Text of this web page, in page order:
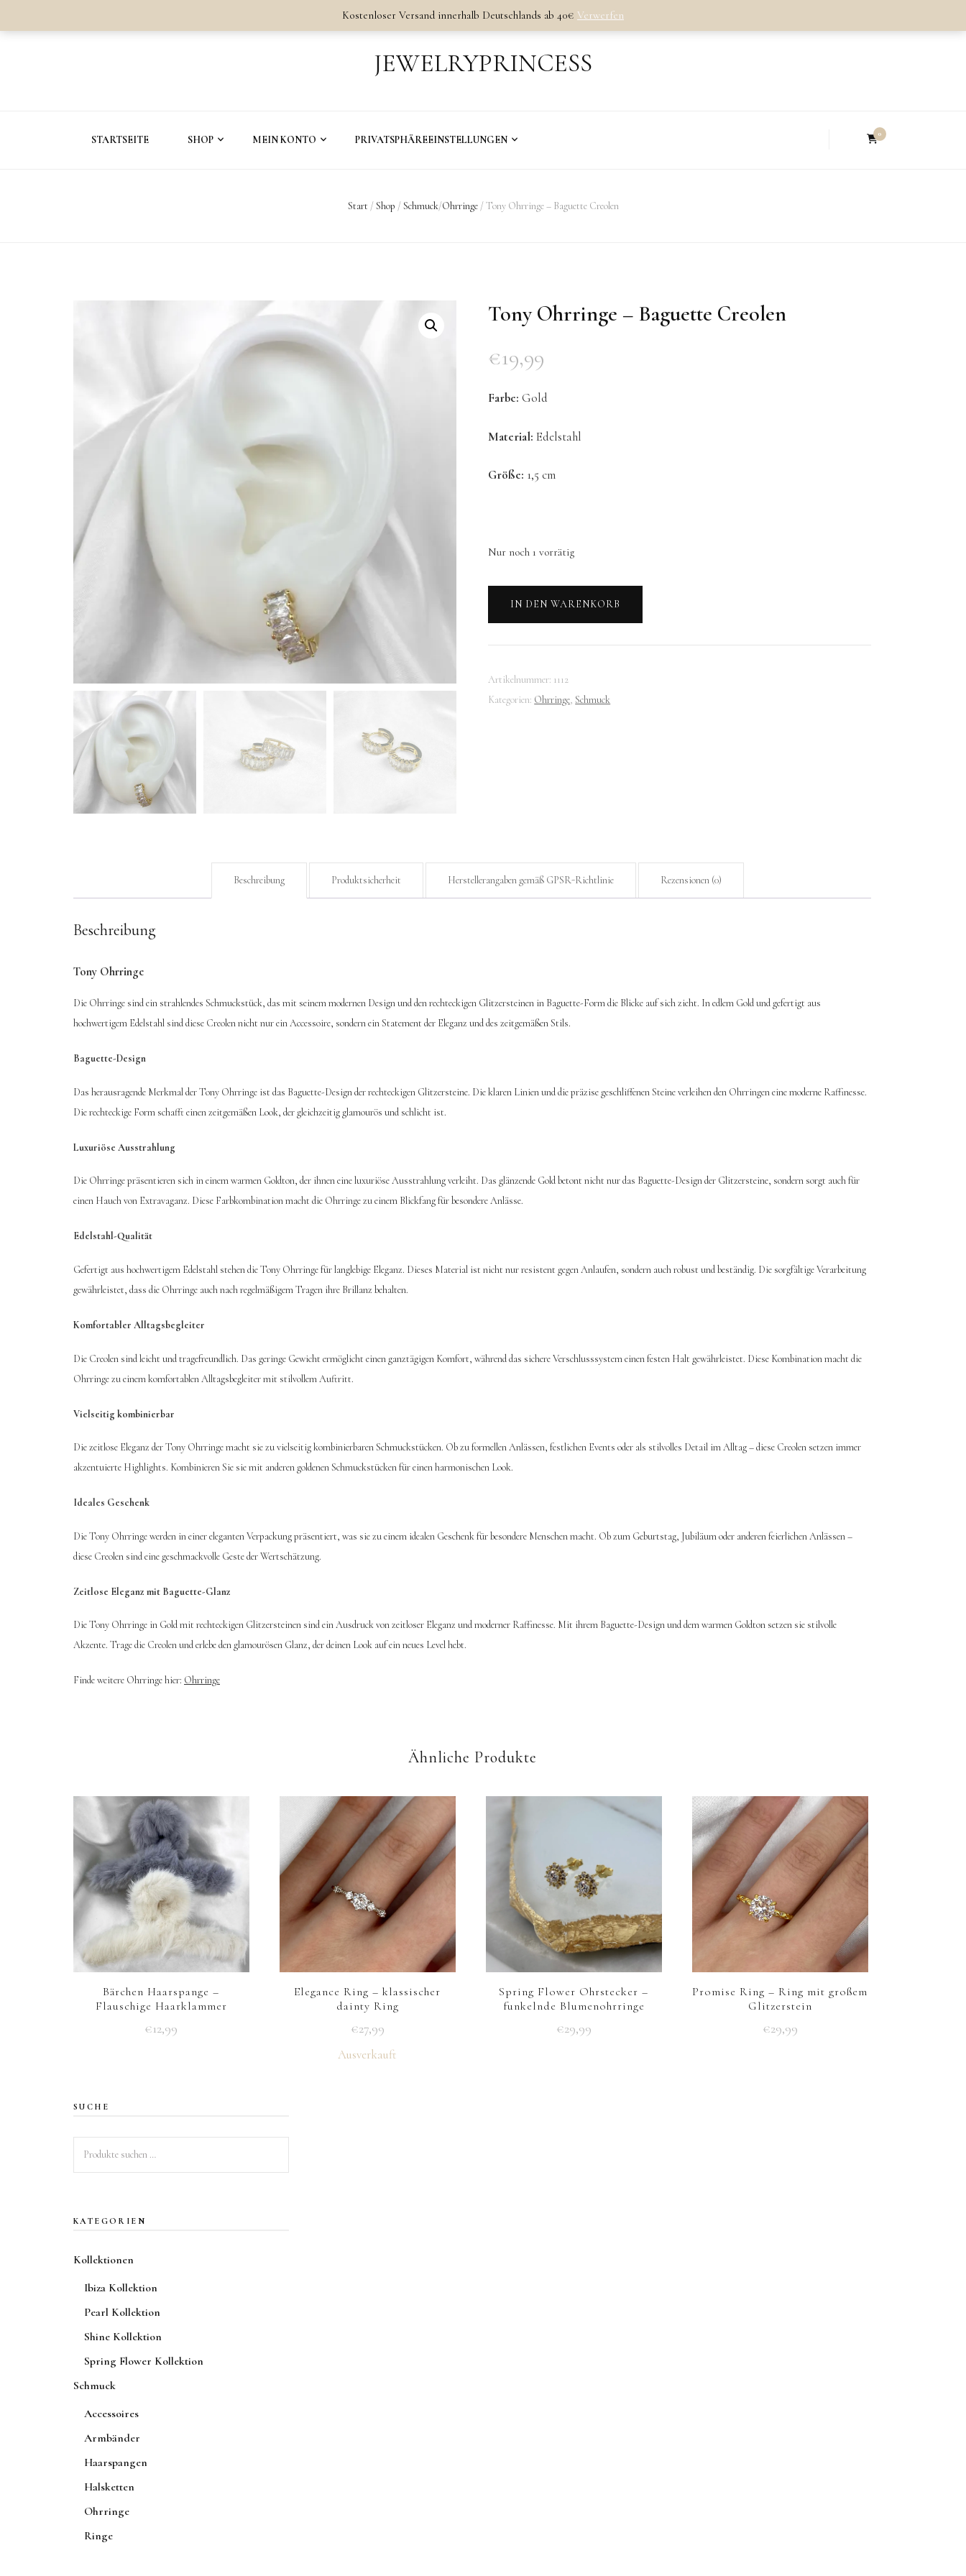
Kostenloser Versand innerhalb Deutschlands ab 40€ Verwerfen
JEWELRYPRINCESS
STARTSEITE SHOP MEIN KONTO PRIVATSPHÄREEINSTELLUNGEN
0
Start / Shop / Schmuck/Ohrringe / Tony Ohrringe – Baguette Creolen
Tony Ohrringe – Baguette Creolen
€19,99
Farbe: Gold
Material: Edelstahl
Größe: 1,5 cm
Nur noch 1 vorrätig
Tony
Ohrringe
-
Baguette
IN DEN WARENKORB
Artikelnummer: 1112
Kategorien: Ohrringe,Schmuck
Beschreibung Produktsicherheit Herstellerangaben gemäß GPSR-Richtlinie Rezensionen (0)
Beschreibung
Tony Ohrringe
Die Ohrringe sind ein strahlendes Schmuckstück, das mit seinem modernen Design und den rechteckigen Glitzersteinen in Baguette-Form die Blicke auf sich zieht. In edlem Gold und gefertigt aus
hochwertigem Edelstahl sind diese Creolen nicht nur ein Accessoire, sondern ein Statement der Eleganz und des zeitgemäßen Stils.
Baguette-Design
Das herausragende Merkmal der Tony Ohrringe ist das Baguette-Design der rechteckigen Glitzersteine. Die klaren Linien und die präzise geschliffenen Steine verleihen den Ohrringen eine moderne Raffinesse.
Die rechteckige Form schafft einen zeitgemäßen Look, der gleichzeitig glamourös und schlicht ist.
Luxuriöse Ausstrahlung
Die Ohrringe präsentieren sich in einem warmen Goldton, der ihnen eine luxuriöse Ausstrahlung verleiht. Das glänzende Gold betont nicht nur das Baguette-Design der Glitzersteine, sondern sorgt auch für
einen Hauch von Extravaganz. Diese Farbkombination macht die Ohrringe zu einem Blickfang für besondere Anlässe.
Edelstahl-Qualität
Gefertigt aus hochwertigem Edelstahl stehen die Tony Ohrringe für langlebige Eleganz. Dieses Material ist nicht nur resistent gegen Anlaufen, sondern auch robust und beständig. Die sorgfältige Verarbeitung
gewährleistet, dass die Ohrringe auch nach regelmäßigem Tragen ihre Brillanz behalten.
Komfortabler Alltagsbegleiter
Die Creolen sind leicht und tragefreundlich. Das geringe Gewicht ermöglicht einen ganztägigen Komfort, während das sichere Verschlusssystem einen festen Halt gewährleistet. Diese Kombination macht die
Ohrringe zu einem komfortablen Alltagsbegleiter mit stilvollem Auftritt.
Vielseitig kombinierbar
Die zeitlose Eleganz der Tony Ohrringe macht sie zu vielseitig kombinierbaren Schmuckstücken. Ob zu formellen Anlässen, festlichen Events oder als stilvolles Detail im Alltag – diese Creolen setzen immer
akzentuierte Highlights. Kombinieren Sie sie mit anderen goldenen Schmuckstücken für einen harmonischen Look.
Ideales Geschenk
Die Tony Ohrringe werden in einer eleganten Verpackung präsentiert, was sie zu einem idealen Geschenk für besondere Menschen macht. Ob zum Geburtstag, Jubiläum oder anderen feierlichen Anlässen –
diese Creolen sind eine geschmackvolle Geste der Wertschätzung.
Zeitlose Eleganz mit Baguette-Glanz
Die Tony Ohrringe in Gold mit rechteckigen Glitzersteinen sind ein Ausdruck von zeitloser Eleganz und moderner Raffinesse. Mit ihrem Baguette-Design und dem warmen Goldton setzen sie stilvolle
Akzente. Trage die Creolen und erlebe den glamourösen Glanz, der deinen Look auf ein neues Level hebt.
Finde weitere Ohrringe hier: Ohrringe
Ähnliche Produkte
Bärchen Haarspange –
Flauschige Haarklammer
€12,99
Varianten
Die
Elegance Ring – klassischer
dainty Ring
€27,99
Ausverkauft
Spring Flower Ohrstecker –
funkelnde Blumenohrringe
€29,99
Promise Ring – Ring mit großem
Glitzerstein
€29,99
SUCHE
Suchen
KATEGORIEN
Kollektionen
Ibiza Kollektion
Pearl Kollektion
Shine Kollektion
Spring Flower Kollektion
Schmuck
Accessoires
Armbänder
Haarspangen
Halsketten
Ohrringe
Ringe